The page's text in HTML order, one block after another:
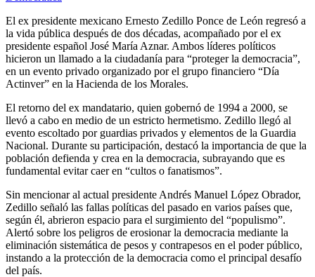
El ex presidente mexicano Ernesto Zedillo Ponce de León regresó a
la vida pública después de dos décadas, acompañado por el ex
presidente español José María Aznar. Ambos líderes políticos
hicieron un llamado a la ciudadanía para “proteger la democracia”,
en un evento privado organizado por el grupo financiero “Día
Actinver” en la Hacienda de los Morales.
El retorno del ex mandatario, quien gobernó de 1994 a 2000, se
llevó a cabo en medio de un estricto hermetismo. Zedillo llegó al
evento escoltado por guardias privados y elementos de la Guardia
Nacional. Durante su participación, destacó la importancia de que la
población defienda y crea en la democracia, subrayando que es
fundamental evitar caer en “cultos o fanatismos”.
Sin mencionar al actual presidente Andrés Manuel López Obrador,
Zedillo señaló las fallas políticas del pasado en varios países que,
según él, abrieron espacio para el surgimiento del “populismo”.
Alertó sobre los peligros de erosionar la democracia mediante la
eliminación sistemática de pesos y contrapesos en el poder público,
instando a la protección de la democracia como el principal desafío
del país.